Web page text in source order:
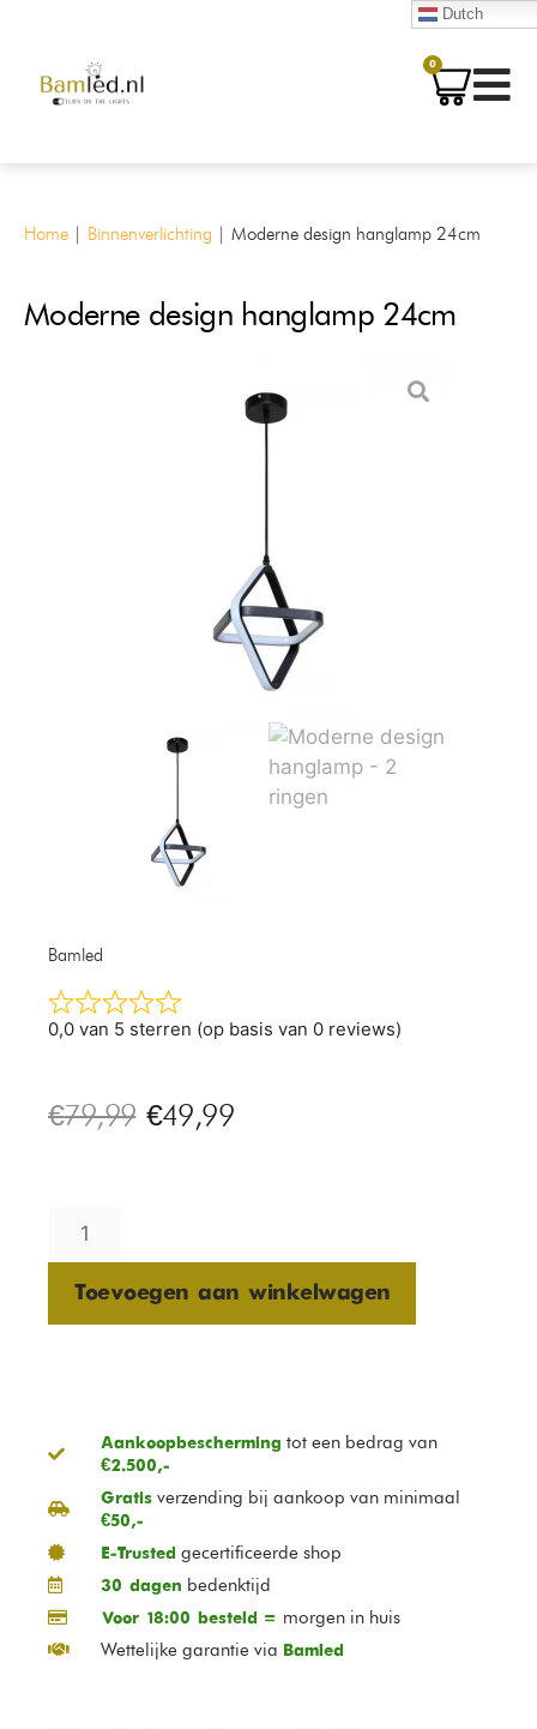
0
Home | Binnenverlichting | Moderne design hanglamp 24cm
Moderne design hanglamp 24cm
Bamled
0,0 van 5 sterren (op basis van 0 reviews)
€79,99 €49,99
Toevoegen aan winkelwagen
Aankoopbescherming tot een bedrag van
€2.500,-
Gratisverzending bij aankoop van minimaal
€50,-
E-Trusted gecertificeerde shop
30 dagen bedenktijd
Voor 18:00 besteld = morgen in huis
Wettelijke garantie via Bamled
Dutch